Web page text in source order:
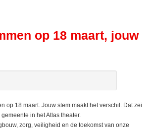
op 18 maart, jouw
op 18 maart. Jouw stem maakt het verschil. Dat zei
in het Atlas theater.
zorg, veiligheid en de toekomst van onze